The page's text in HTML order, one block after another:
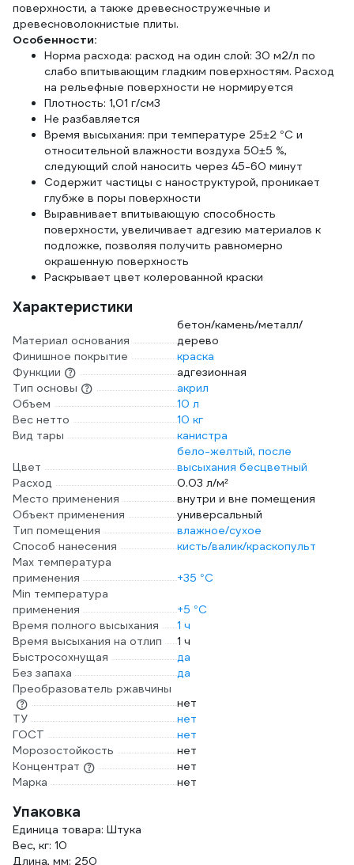
поверхности, а также древесностружечные и
древесноволокнистые плиты.
Особенности:
Норма расхода: расход на один слой: 30 м2/л по
слабо впитывающим гладким поверхностям. Расход
на рельефные поверхности не нормируется
Плотность: 1,01 г/см3
Не разбавляется
Время высыхания: при температуре 25±2 °C и
относительной влажности воздуха 50±5 %,
следующий слой наносить через 45-60 минут
Содержит частицы с наноструктурой, проникает
глубже в поры поверхности
Выравнивает впитывающую способность
поверхности, увеличивает адгезию материалов к
подложке, позволяя получить равномерно
окрашенную поверхность
Раскрывает цвет колерованной краски
Характеристики
Материал основания
бетон/камень/металл/
дерево
Финишное покрытие
краска
Функции
адгезионная
Тип основы
акрил
Объем
10 л
Вес нетто
10 кг
Вид тары
канистра
Цвет
бело-желтый, после
высыхания бесцветный
Расход
0.03 л/м²
Место применения
внутри и вне помещения
Объект применения
универсальный
Тип помещения
влажное/сухое
Способ нанесения
кисть/валик/краскопульт
Max температура
применения
+35 °С
Min температура
применения
+5 °С
Время полного высыхания
1 ч
Время высыхания на отлип
1 ч
Быстросохнущая
да
Без запаха
да
Преобразователь ржавчины
нет
ТУ
нет
ГОСТ
нет
Морозостойкость
нет
Концентрат
нет
Марка
нет
Упаковка
Единица товара: Штука
Вес, кг: 10
Длина, мм: 250